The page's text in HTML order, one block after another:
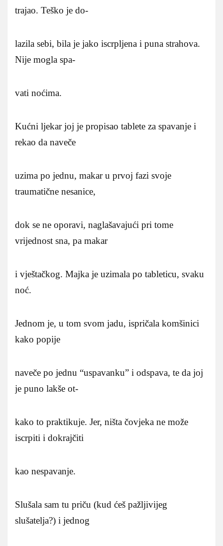
trajao. Teško je do-
lazila sebi, bila je jako iscrpljena i puna strahova.
Nije mogla spa-
vati noćima.
Kućni ljekar joj je propisao tablete za spavanje i
rekao da naveče
uzima po jednu, makar u prvoj fazi svoje
traumatične nesanice,
dok se ne oporavi, naglašavajući pri tome
vrijednost sna, pa makar
i vještačkog. Majka je uzimala po tableticu, svaku
noć.
Jednom je, u tom svom jadu, ispričala komšinici
kako popije
naveče po jednu “uspavanku” i odspava, te da joj
je puno lakše ot-
kako to praktikuje. Jer, ništa čovjeka ne može
iscrpiti i dokrajčiti
kao nespavanje.
Slušala sam tu priču (kud ćeš pažljivijeg
slušatelja?) i jednog